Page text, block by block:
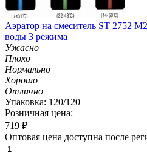
Аэратор на смеситель ST 2752
воды 3 режима
Ужасно
Плохо
Нормально
Хорошо
Отлично
Упаковка: 120/120
Розничная цена:
719 ₽
Оптовая цена доступна после